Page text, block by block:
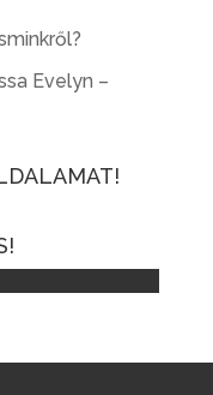
Evelyn –